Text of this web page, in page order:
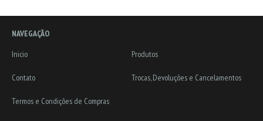
NAVEGAÇÃO
Inicio
Produtos
Contato Trocas, Devoluções e Cancelamentos
Termos e Condições de Compras